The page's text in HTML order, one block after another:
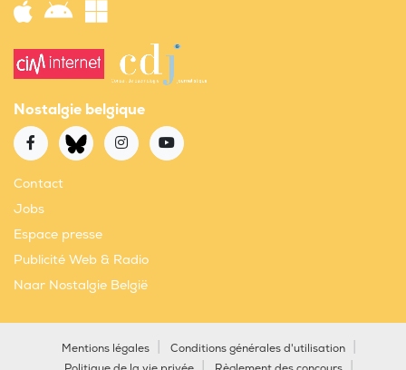
Nostalgie belgique
Contact
Jobs
Espace presse
Publicité Web & Radio
Naar Nostalgie België
Mentions légales
Conditions générales d'utilisation